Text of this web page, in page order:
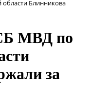
Блинникова
МВД по
за